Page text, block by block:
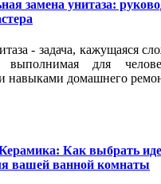
замена унитаза:
- задача, кажущаяся
выполнимая для
навыками домашнего
Как выбрать
вашей ванной комнаты